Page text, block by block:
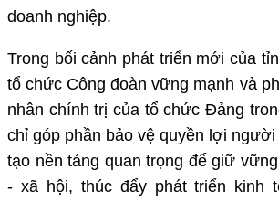
doanh nghiệp.
Trong bối cảnh phát triển mới của
tổ chức Công đoàn vững mạnh và
nhân chính trị của tổ chức Đảng
chỉ góp phần bảo vệ quyền lợi người
tạo nền tảng quan trọng để giữ
- xã hội, thúc đẩy phát triển kinh